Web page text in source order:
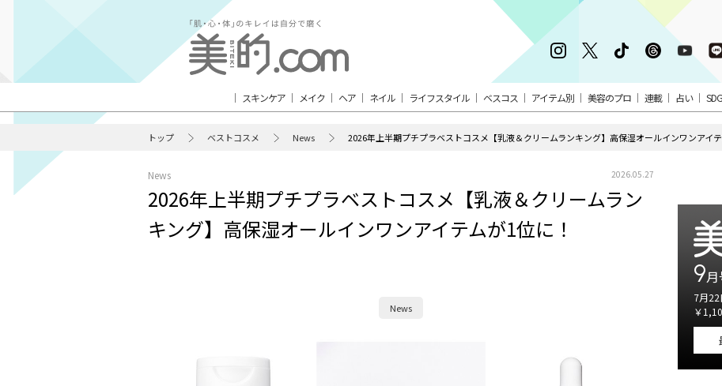
スキンケア メイク ヘア ネイル ライフスタイル ベスコス アイテム別 美容のプロ 連載 占い
トップ ベストコスメ News 2026年上半期プチプラベストコスメ【乳液＆クリームランキング】高保湿オールインワンアイテ
News 2026.05.27
2026年上半期プチプラベストコスメ【乳液＆クリームラン
キング】高保湿オールインワンアイテムが1位に！
News
9
7月22
￥